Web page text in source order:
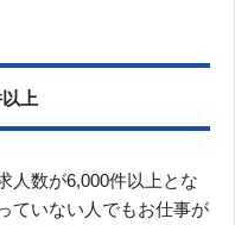
上
人数が6,000件以上とな
ていない人でもお仕事が